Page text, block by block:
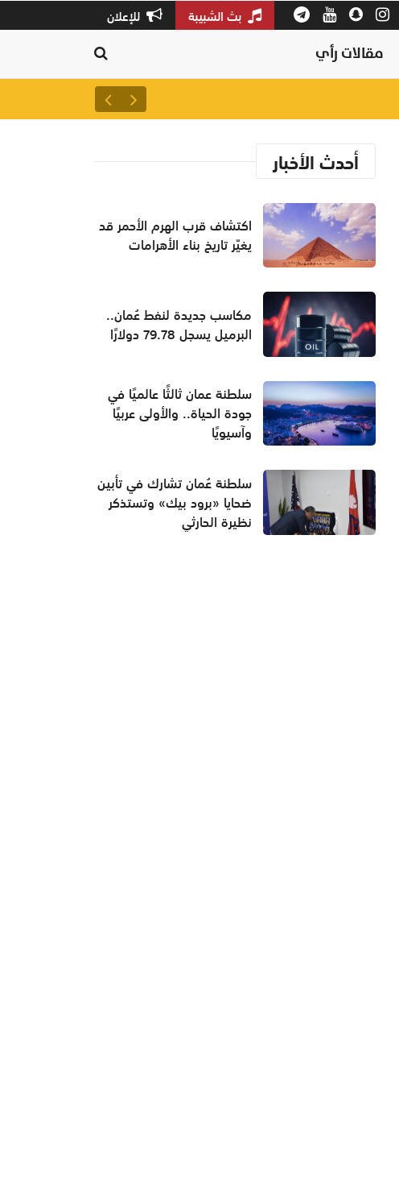
بث الشبيبة للإعلان
مقالات رأي
سلطنة عمان ثالثًا عالميًا في
أحدث الأخبار
اكتشاف قرب الهرم الأحمر قد
يغيّر تاريخ بناء الأهرامات
مكاسب جديدة لنفط عُمان..
البرميل يسجل 79.78 دولارًا
سلطنة عمان ثالثًا عالميًا في
جودة الحياة.. والأولى عربيًا
وآسيويًا
سلطنة عُمان تشارك في تأبين
ضحايا «برود بيك» وتستذكر
نظيرة الحارثي